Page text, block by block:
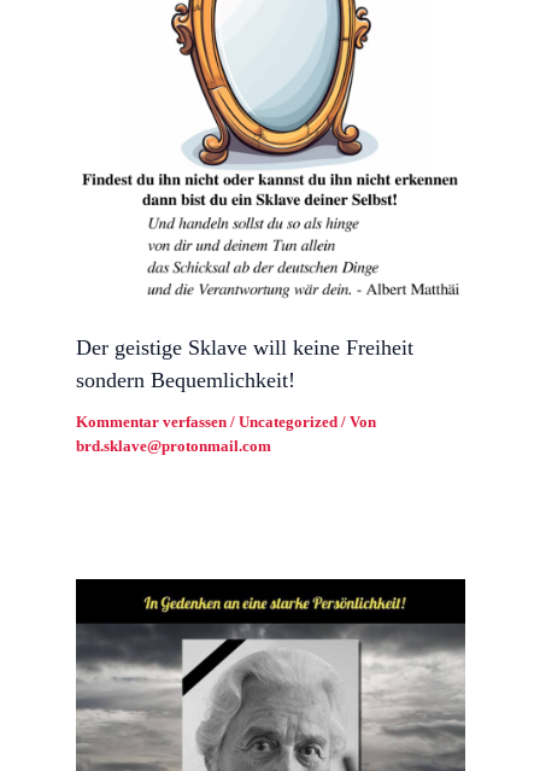
Der geistige Sklave will keine Freiheit
sondern Bequemlichkeit!
Kommentar verfassen / Uncategorized/ Von
brd.sklave@protonmail.com